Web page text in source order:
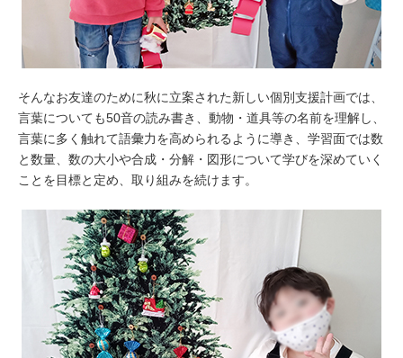
そんなお友達のために秋に立案された新しい個別支援計画では、
言葉についても50音の読み書き、動物・道具等の名前を理解し、
言葉に多く触れて語彙力を高められるように導き、学習面では数
と数量、数の大小や合成・分解・図形について学びを深めていく
ことを目標と定め、取り組みを続けます。